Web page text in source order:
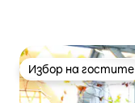
Избор на гостите
Избор на гостите